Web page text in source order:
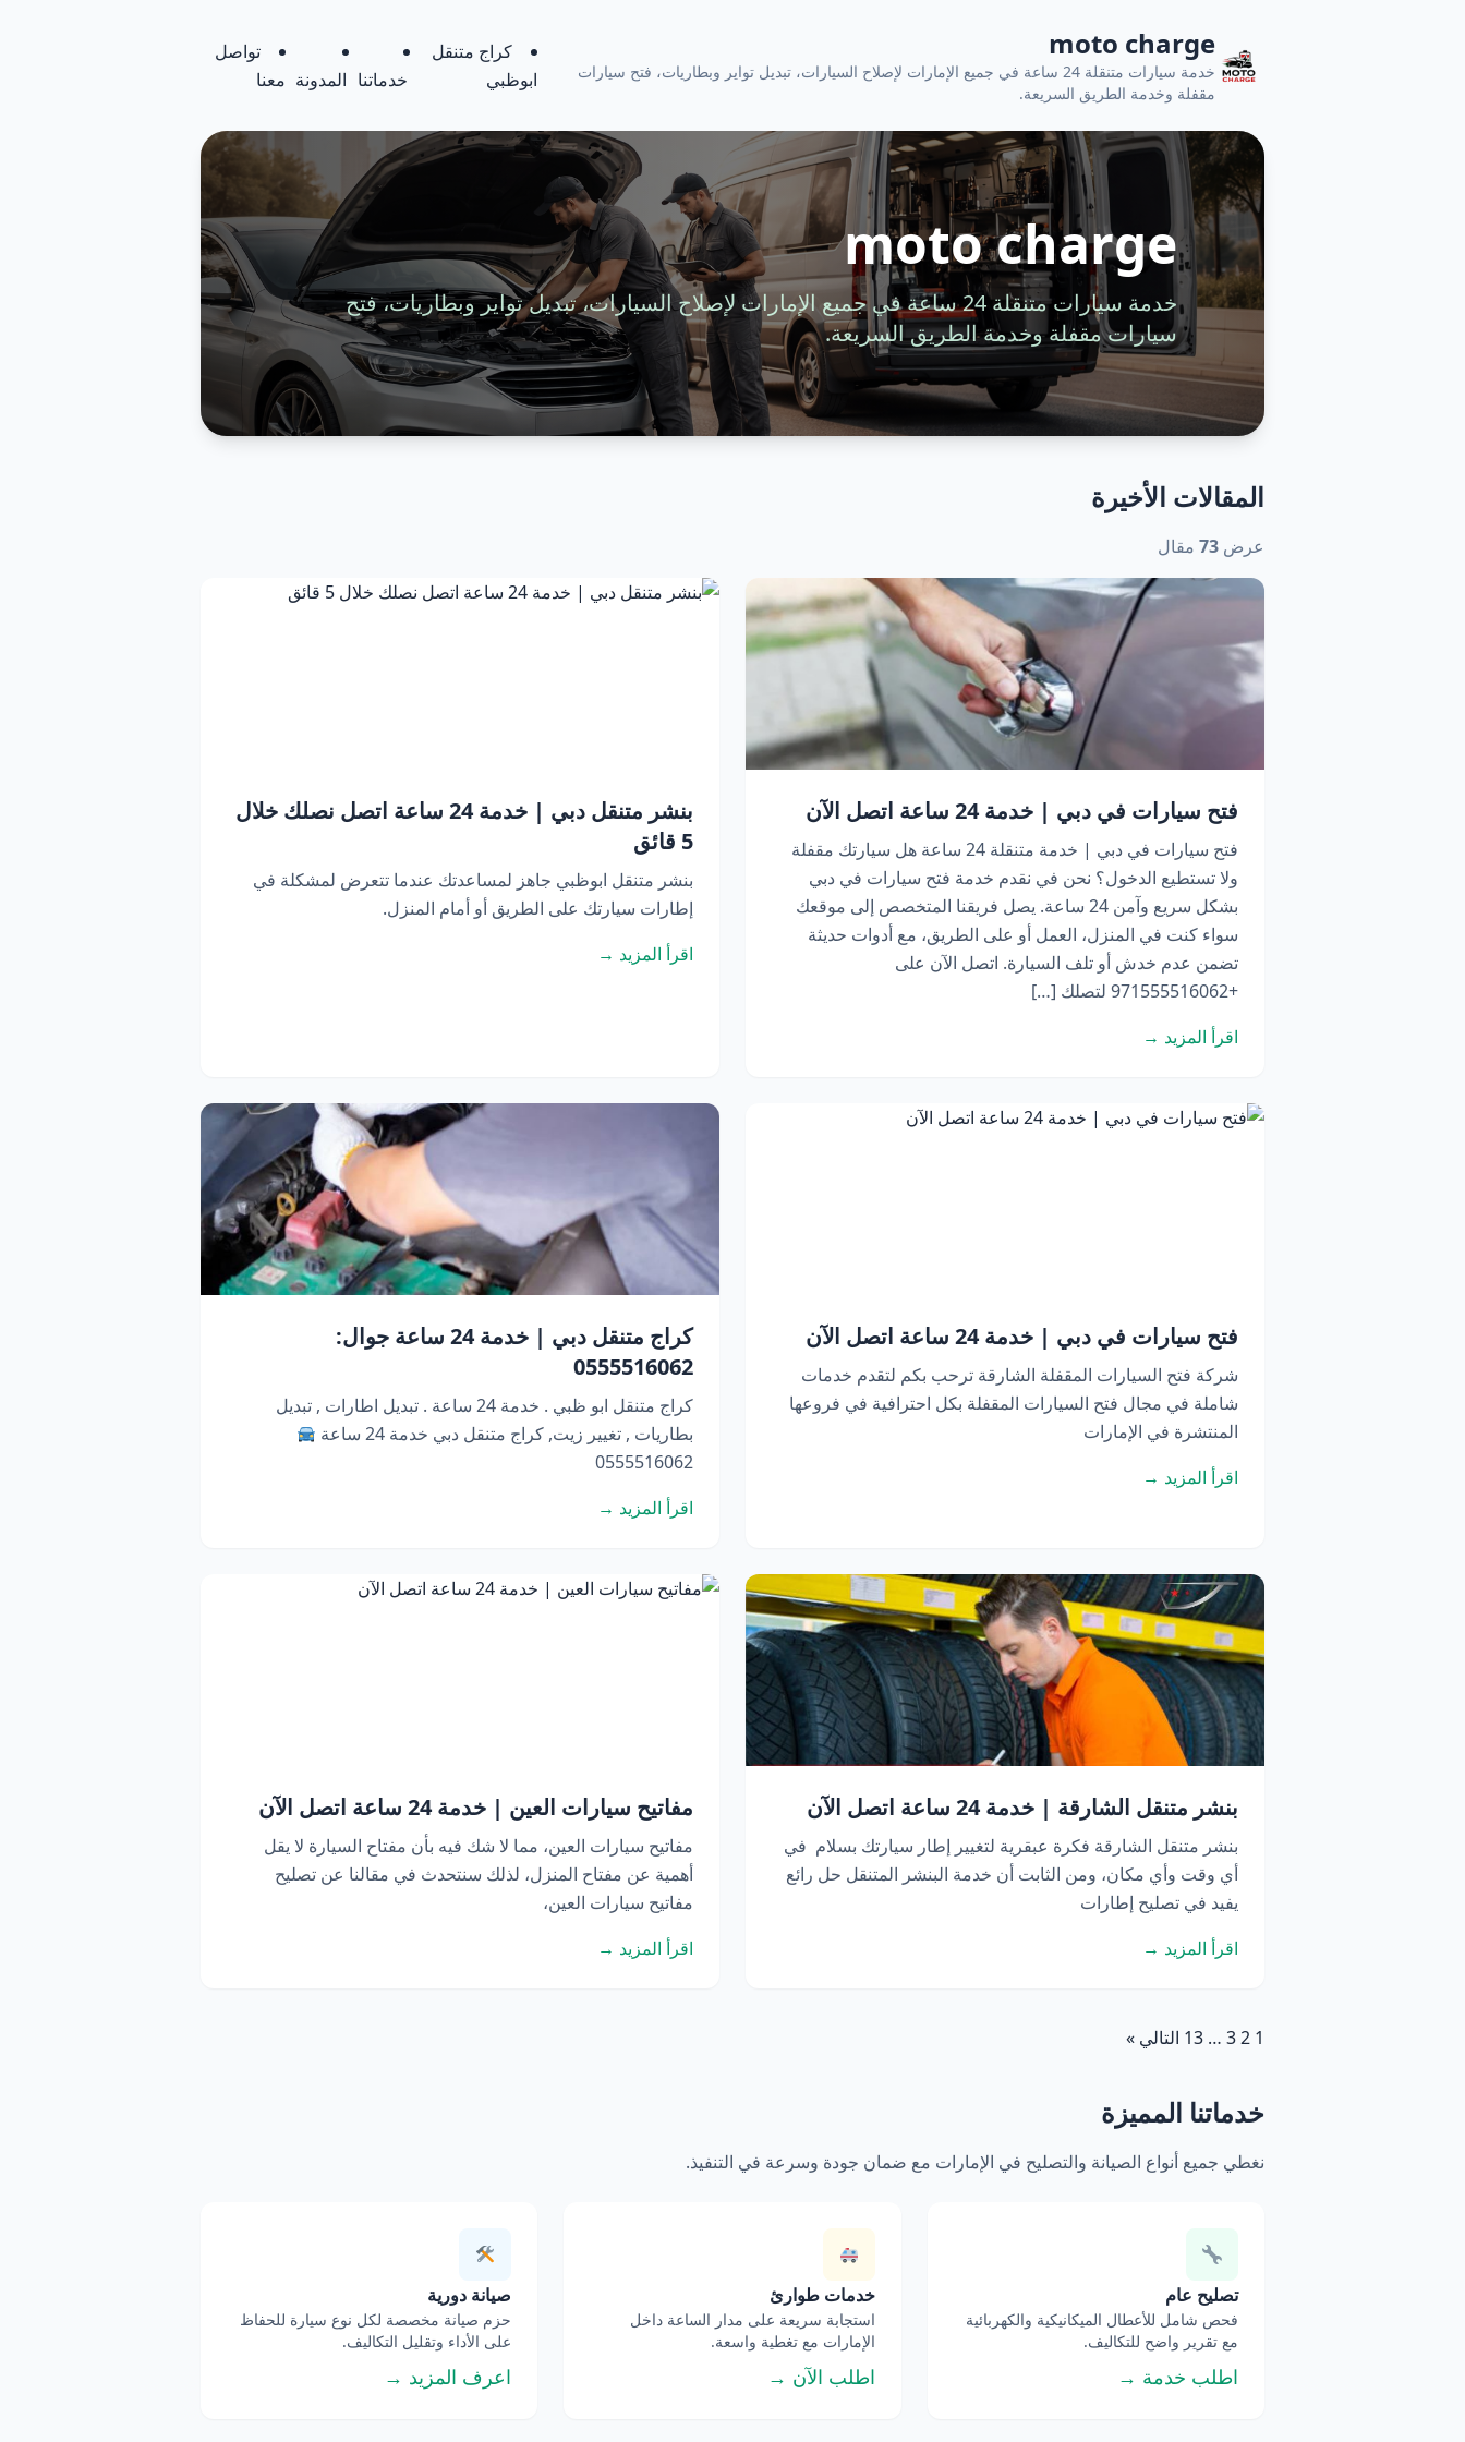
moto charge
خدمة سيارات متنقلة 24 ساعة في جميع الإمارات لإصلاح السيارات، تبديل تواير وبطاريات، فتح سيارات
مقفلة وخدمة الطريق السريعة.
كراج متنقل
ابوظبي
خدماتنا المدونة
تواصل
معنا
moto charge
خدمة سيارات متنقلة 24 ساعة في جميع الإمارات لإصلاح السيارات، تبديل تواير وبطاريات، فتح
سيارات مقفلة وخدمة الطريق السريعة.
المقالات الأخيرة
عرض 73 مقال
فتح سيارات في دبي | خدمة 24 ساعة اتصل الآن
فتح سيارات في دبي | خدمة متنقلة 24 ساعة هل سيارتك مقفلة
ولا تستطيع الدخول؟ نحن في نقدم خدمة فتح سيارات في دبي
بشكل سريع وآمن 24 ساعة. يصل فريقنا المتخصص إلى موقعك
سواء كنت في المنزل، العمل أو على الطريق، مع أدوات حديثة
تضمن عدم خدش أو تلف السيارة. اتصل الآن على
+971555516062 لتصلك […]
اقرأ المزيد →
بنشر متنقل دبي | خدمة 24 ساعة اتصل نصلك خلال
5 قائق
بنشر متنقل ابوظبي جاهز لمساعدتك عندما تتعرض لمشكلة في
إطارات سيارتك على الطريق أو أمام المنزل.
اقرأ المزيد →
فتح سيارات في دبي | خدمة 24 ساعة اتصل الآن
شركة فتح السيارات المقفلة الشارقة ترحب بكم لتقدم خدمات
شاملة في مجال فتح السيارات المقفلة بكل احترافية في فروعها
المنتشرة في الإمارات
اقرأ المزيد →
كراج متنقل دبي | خدمة 24 ساعة جوال:
0555516062
كراج متنقل ابو ظبي . خدمة 24 ساعة . تبديل اطارات , تبديل
بطاريات , تغيير زيت, كراج متنقل دبي خدمة 24 ساعة
0555516062
اقرأ المزيد →
بنشر متنقل الشارقة | خدمة 24 ساعة اتصل الآن
بنشر متنقل الشارقة فكرة عبقرية لتغيير إطار سيارتك بسلام في
أي وقت وأي مكان، ومن الثابت أن خدمة البنشر المتنقل حل رائع
يفيد في تصليح إطارات
اقرأ المزيد →
مفاتيح سيارات العين | خدمة 24 ساعة اتصل الآن
مفاتيح سيارات العين، مما لا شك فيه بأن مفتاح السيارة لا يقل
أهمية عن مفتاح المنزل، لذلك سنتحدث في مقالنا عن تصليح
مفاتيح سيارات العين،
اقرأ المزيد →
1
2
3
…
13 التالي »
خدماتنا المميزة
نغطي جميع أنواع الصيانة والتصليح في الإمارات مع ضمان جودة وسرعة في التنفيذ.
تصليح عام
فحص شامل للأعطال الميكانيكية والكهربائية
مع تقرير واضح للتكاليف.
اطلب خدمة →
خدمات طوارئ
استجابة سريعة على مدار الساعة داخل
الإمارات مع تغطية واسعة.
اطلب الآن →
صيانة دورية
حزم صيانة مخصصة لكل نوع سيارة للحفاظ
على الأداء وتقليل التكاليف.
اعرف المزيد →